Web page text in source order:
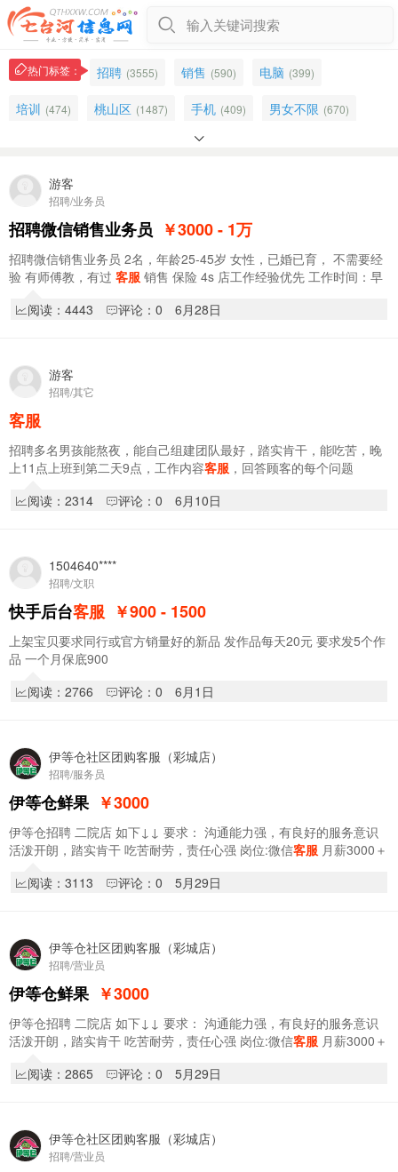
输入关键词搜索
热门标签： 招聘 (3555) 销售 (590) 电脑 (399)
培训 (474) 桃山区 (1487) 手机 (409) 男女不限 (670)
驿站
电商 (68)
招兼职 (34) 打包
单休 (77) 收银员 (98) 兼职 (238) 办公软件 (153)

游客
招聘/业务员
招聘微信销售业务员 ￥3000 - 1万
招聘微信销售业务员 2名，年龄25-45岁 女性，已婚已育， 不需要经
验 有师傅教，有过 客服 销售 保险 4s 店工作经验优先 工作时间：早
阅读：4443
评论：0 6月28日
游客
招聘/其它
客服
招聘多名男孩能熬夜，能自己组建团队最好，踏实肯干，能吃苦，晚
上11点上班到第二天9点，工作内容客服 ，回答顾客的每个问题
阅读：2314
评论：0 6月10日
1504640****
招聘/文职
快手后台客服 ￥900 - 1500
上架宝贝要求同行或官方销量好的新品 发作品每天20元 要求发5个作
品 一个月保底900
阅读：2766
评论：0 6月1日
伊等仓社区团购客服（彩城店）
招聘/服务员
伊等仓鲜果 ￥3000
伊等仓招聘 二院店 如下↓↓ 要求： 沟通能力强，有良好的服务意识
活泼开朗，踏实肯干 吃苦耐劳，责任心强 岗位:微信客服 月薪3000＋
阅读：3113
评论：0 5月29日
伊等仓社区团购客服（彩城店）
招聘/营业员
伊等仓鲜果 ￥3000
伊等仓招聘 二院店 如下↓↓ 要求： 沟通能力强，有良好的服务意识
活泼开朗，踏实肯干 吃苦耐劳，责任心强 岗位:微信客服 月薪3000＋
阅读：2865
评论：0 5月29日
伊等仓社区团购客服（彩城店）
招聘/营业员